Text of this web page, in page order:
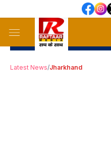
Latest News/Jharkhand